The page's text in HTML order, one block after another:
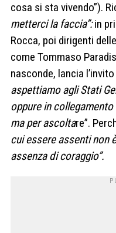
cosa si sta vivendo”).
metterci la faccia”:in
Rocca, poi dirigenti
come Tommaso
nasconde, lancia
aspettiamo agli Stati
oppure in
ma per ascoltare”.
cui essere assenti non
assenza di coraggio”.